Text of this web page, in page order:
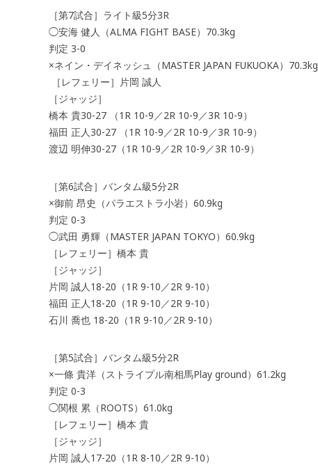
［第7試合］ライト級5分3R
◯安海 健人（ALMA FIGHT BASE）70.3kg
判定 3-0
×ネイン・デイネッシュ（MASTER JAPAN FUKUOKA）70.3kg
［レフェリー］片岡 誠人
［ジャッジ］
橋本 貴30-27 （1R 10-9／2R 10-9／3R 10-9）
福田 正人30-27 （1R 10-9／2R 10-9／3R 10-9）
渡辺 明伸30-27（1R 10-9／2R 10-9／3R 10-9）
［第6試合］バンタム級5分2R
×御前 昂史（パラエストラ小岩）60.9kg
判定 0-3
◯武田 勇輝（MASTER JAPAN TOKYO）60.9kg
［レフェリー］橋本 貴
［ジャッジ］
片岡 誠人18-20（1R 9-10／2R 9-10）
福田 正人18-20（1R 9-10／2R 9-10）
石川 喬也 18-20（1R 9-10／2R 9-10）
［第5試合］バンタム級5分2R
×一條 貴洋（ストライプル南相馬Play ground）61.2kg
判定 0-3
◯関根 累（ROOTS）61.0kg
［レフェリー］橋本 貴
［ジャッジ］
片岡 誠人17-20（1R 8-10／2R 9-10）